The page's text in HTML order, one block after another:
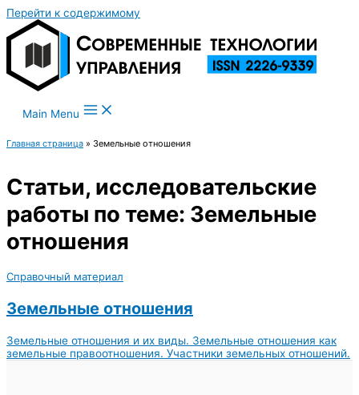
Перейти к содержимому
Main Menu
Главная страница » Земельные отношения
Статьи, исследовательские
работы по теме: Земельные
отношения
Справочный материал
Земельные отношения
Земельные отношения и их виды. Земельные отношения как
земельные правоотношения. Участники земельных отношений.